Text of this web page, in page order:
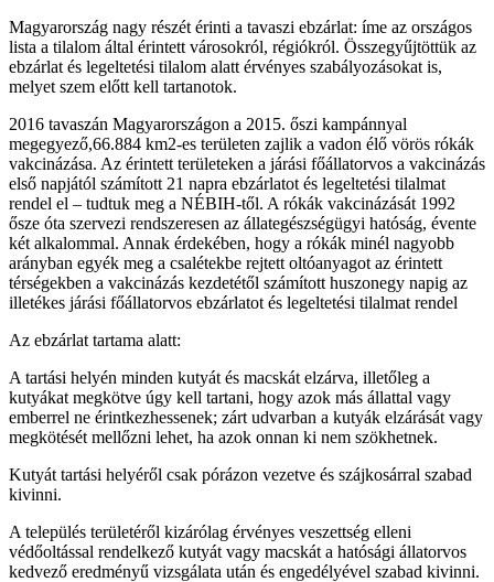
Magyarország nagy részét érinti a tavaszi ebzárlat: íme az országos
lista a tilalom által érintett városokról, régiókról. Összegyűjtöttük az
ebzárlat és legeltetési tilalom alatt érvényes szabályozásokat is,
melyet szem előtt kell tartanotok.
2016 tavaszán Magyarországon a 2015. őszi kampánnyal
megegyező,66.884 km2-es területen zajlik a vadon élő vörös rókák
vakcinázása. Az érintett területeken a járási főállatorvos a vakcinázás
első napjától számított 21 napra ebzárlatot és legeltetési tilalmat
rendel el – tudtuk meg a NÉBIH-től. A rókák vakcinázását 1992
ősze óta szervezi rendszeresen az állategészségügyi hatóság, évente
két alkalommal. Annak érdekében, hogy a rókák minél nagyobb
arányban egyék meg a csalétekbe rejtett oltóanyagot az érintett
térségekben a vakcinázás kezdetétől számított huszonegy napig az
illetékes járási főállatorvos ebzárlatot és legeltetési tilalmat rendel
Az ebzárlat tartama alatt:
A tartási helyén minden kutyát és macskát elzárva, illetőleg a
kutyákat megkötve úgy kell tartani, hogy azok más állattal vagy
emberrel ne érintkezhessenek; zárt udvarban a kutyák elzárását vagy
megkötését mellőzni lehet, ha azok onnan ki nem szökhetnek.
Kutyát tartási helyéről csak pórázon vezetve és szájkosárral szabad
kivinni.
A település területéről kizárólag érvényes veszettség elleni
védőoltással rendelkező kutyát vagy macskát a hatósági állatorvos
kedvező eredményű vizsgálata után és engedélyével szabad kivinni.